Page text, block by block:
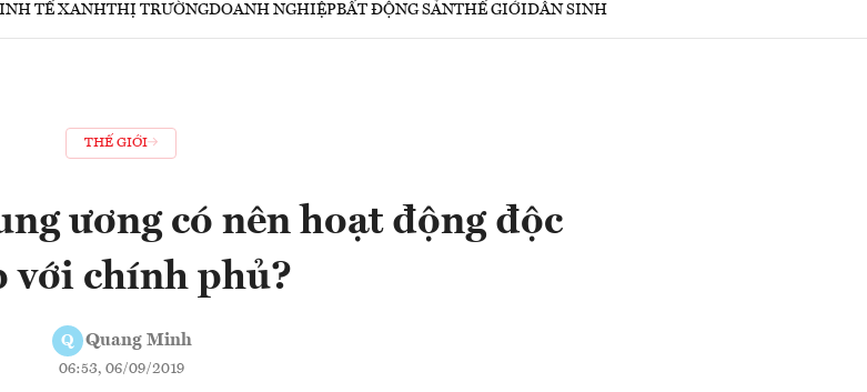
TẾ XANHTHỊ TRƯỜNGDOANH NGHIỆPBẤT ĐỘNG SẢNTHẾ GIỚIDÂN SINH
THẾ GIỚI
ương có nên hoạt động độc
với chính phủ?
Q Quang Minh
06:53, 06/09/2019